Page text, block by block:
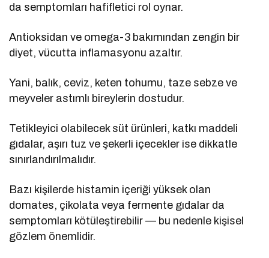
da semptomları hafifletici rol oynar.
Antioksidan ve omega-3 bakımından zengin bir
diyet, vücutta inflamasyonu azaltır.
Yani, balık, ceviz, keten tohumu, taze sebze ve
meyveler astımlı bireylerin dostudur.
Tetikleyici olabilecek süt ürünleri, katkı maddeli
gıdalar, aşırı tuz ve şekerli içecekler ise dikkatle
sınırlandırılmalıdır.
Bazı kişilerde histamin içeriği yüksek olan
domates, çikolata veya fermente gıdalar da
semptomları kötüleştirebilir — bu nedenle kişisel
gözlem önemlidir.